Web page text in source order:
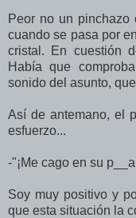
Peor no un
cuando se pasa por
cristal. En cuestión
Había que
sonido del asunto,
Así de antemano, el
esfuerzo...
-"¡Me cago en su
Soy muy positivo y
que esta situación la